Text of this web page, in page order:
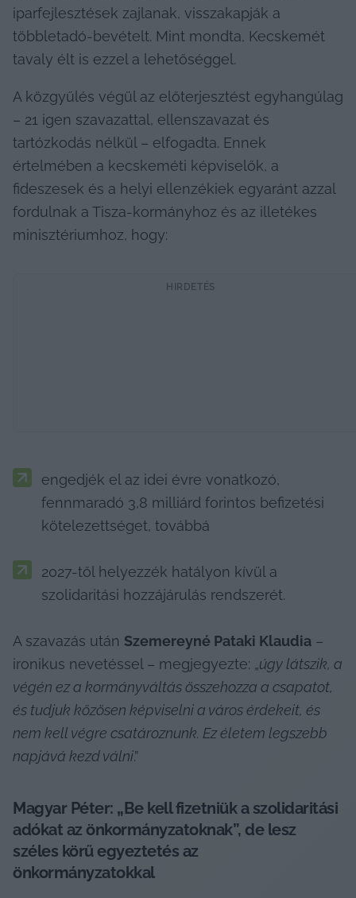
iparfejlesztések zajlanak, visszakapják a
többletadó-bevételt. Mint mondta, Kecskemét
tavaly élt is ezzel a lehetőséggel.
A közgyűlés végül az előterjesztést egyhangúlag
– 21 igen szavazattal, ellenszavazat és
tartózkodás nélkül – elfogadta. Ennek
értelmében a kecskeméti képviselők, a
fideszesek és a helyi ellenzékiek egyaránt azzal
fordulnak a Tisza-kormányhoz és az illetékes
minisztériumhoz, hogy:
HIRDETÉS
engedjék el az idei évre vonatkozó,
fennmaradó 3,8 milliárd forintos befizetési
kötelezettséget, továbbá
2027-től helyezzék hatályon kívül a
szolidaritási hozzájárulás rendszerét.
A szavazás után Szemereyné Pataki Klaudia –
ironikus nevetéssel – megjegyezte: „úgy látszik, a
végén ez a kormányváltás összehozza a csapatot,
és tudjuk közösen képviselni a város érdekeit, és
nem kell végre csatároznunk. Ez életem legszebb
napjává kezd válni.”
Magyar Péter: „Be kell fizetniük a szolidaritási
adókat az önkormányzatoknak”, de lesz
széles körű egyeztetés az
önkormányzatokkal